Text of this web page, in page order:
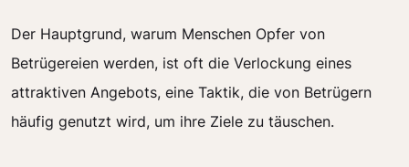
Der Hauptgrund, warum Menschen Opfer von
Betrügereien werden, ist oft die Verlockung eines
attraktiven Angebots, eine Taktik, die von Betrügern
häufig genutzt wird, um ihre Ziele zu täuschen.